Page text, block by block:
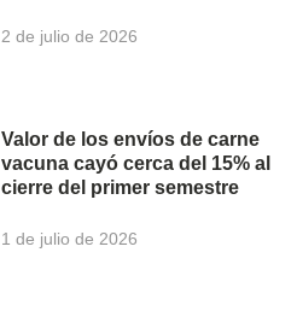
2 de julio de 2026
Valor de los envíos de carne
vacuna cayó cerca del 15% al
cierre del primer semestre
1 de julio de 2026